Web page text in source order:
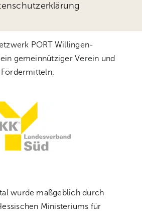
PORT Willingen-
gemeinnütziger Verein und
wurde maßgeblich durch
Ministeriums für